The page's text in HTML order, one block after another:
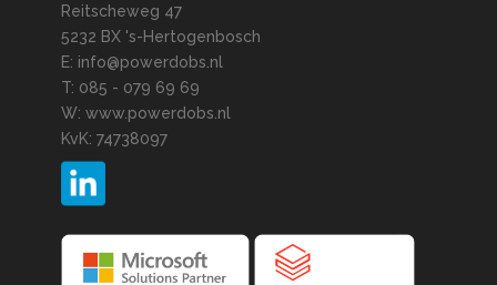
Reitscheweg 47
5232 BX 's-Hertogenbosch
E: info@powerdobs.nl
T: 085 - 079 69 69
W: www.powerdobs.nl
KvK: 74738097